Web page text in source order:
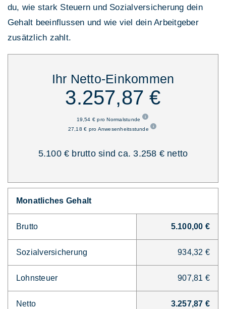
du, wie stark Steuern und Sozialversicherung dein
Gehalt beeinflussen und wie viel dein Arbeitgeber
zusätzlich zahlt.
Ihr Netto-Einkommen
3.257,87 €
19,54 € pro Normalstunde
27,18 € pro Anwesenheitsstunde
5.100 € brutto sind ca. 3.258 € netto
Monatliches Gehalt
Brutto 5.100,00 €
Sozialversicherung 934,32 €
Lohnsteuer 907,81 €
Netto 3.257,87 €